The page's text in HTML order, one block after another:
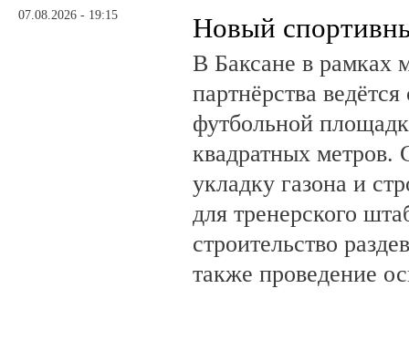
07.08.2026 - 19:15 Новый
В Баксане в рамках
партнёрства
футбольной
квадратных метров.
укладку газона и
для тренерского
строительство
также проведение